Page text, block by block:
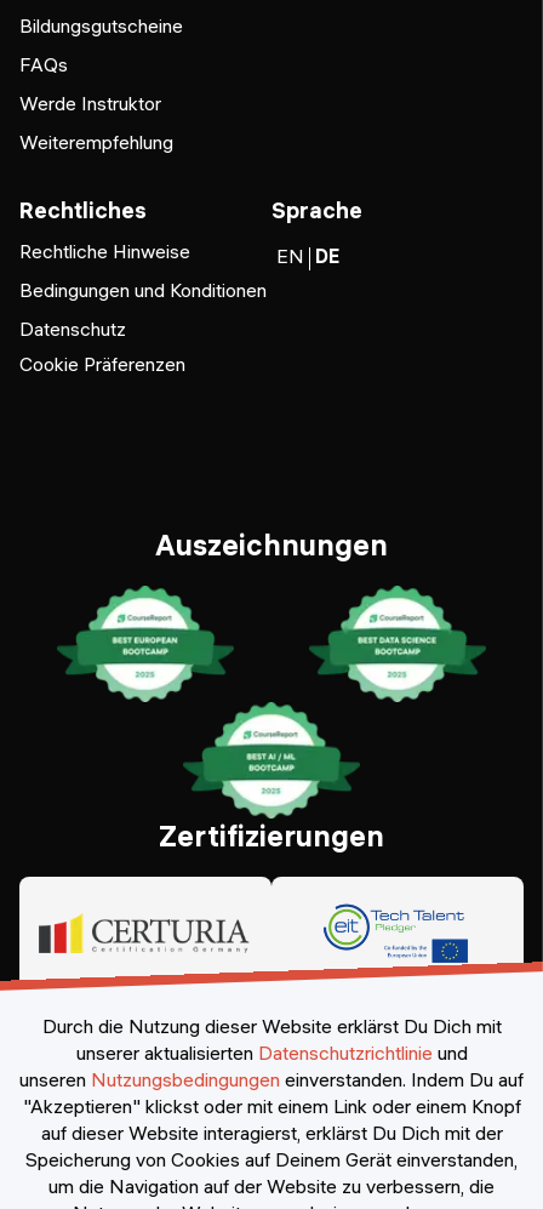
Bildungsgutscheine
FAQs
Werde Instruktor
Weiterempfehlung
Rechtliches
Rechtliche Hinweise
Bedingungen und Konditionen
Datenschutz
Cookie Präferenzen
Sprache
EN DE
Auszeichnungen
Zertifizierungen
©2026Constructor Nexademy. Alle Rechte vorbehalten
Durch die Nutzung dieser Website erklärst Du Dich mit
unserer aktualisierten Datenschutzrichtlinie und
unseren Nutzungsbedingungen einverstanden. Indem Du auf
"Akzeptieren" klickst oder mit einem Link oder einem Knopf
auf dieser Website interagierst, erklärst Du Dich mit der
Speicherung von Cookies auf Deinem Gerät einverstanden,
um die Navigation auf der Website zu verbessern, die